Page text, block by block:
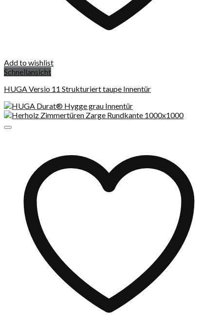
Add to wishlist
Schnellansicht
HUGA Versio 11 Strukturiert taupe Innentür